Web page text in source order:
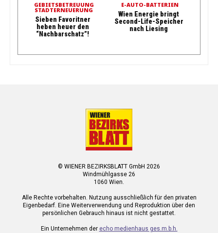
GEBIETSBETREUUNG
STADTERNEUERUNG
Sieben Favoritner
heben heuer den
“Nachbarschatz”!
E-AUTO-BATTERIEN
Wien Energie bringt
Second-Life-Speicher
nach Liesing
© WIENER BEZIRKSBLATT GmbH 2026
Windmühlgasse 26
1060 Wien.
Alle Rechte vorbehalten. Nutzung ausschließlich für den privaten
Eigenbedarf. Eine Weiterverwendung und Reproduktion über den
persönlichen Gebrauch hinaus ist nicht gestattet.
Ein Unternehmen der echo medienhaus ges.m.b.h.